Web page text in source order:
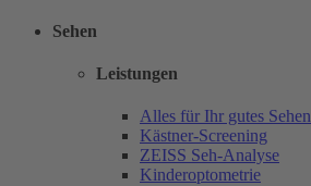
Sehen
Leistungen
Alles für Ihr gutes Sehen
Kästner-Screening
ZEISS Seh-Analyse
Kinderoptometrie